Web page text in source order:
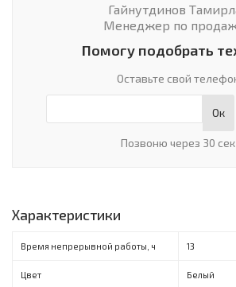
Гайнутдинов
Менеджер по
Помогу подобрать
Оставьте свой
Ок
Позвоню через 30 сек
Характеристики
Время непрерывной работы, ч 13
Цвет Белый